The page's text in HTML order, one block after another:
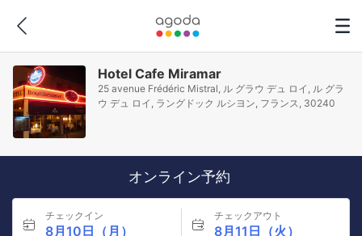
Hotel Cafe Miramar
25 avenue Frédéric Mistral, ル グラウ デュ ロイ, ル グラ
ウ デュ ロイ, ラングドック ルシヨン, フランス, 30240
オンライン予約
チェックイン
8月10日（月）
チェックアウト
8月11日（火）